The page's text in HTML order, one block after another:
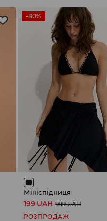
-80%
Мініспідниця
199 UAH 999 UAH
РОЗПРОДАЖ